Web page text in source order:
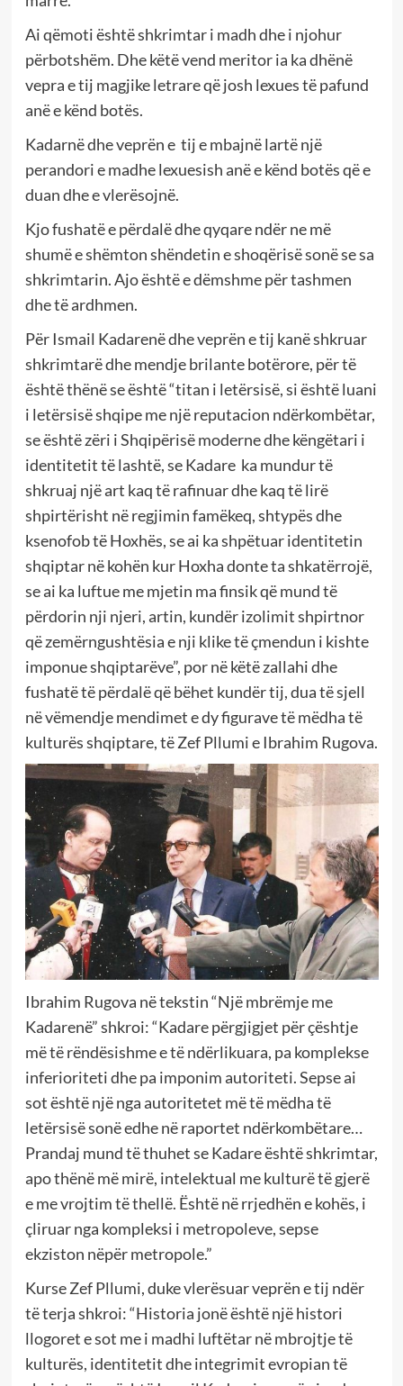
Ai qëmoti është shkrimtar i madh dhe i njohur
përbotshëm. Dhe këtë vend meritor ia ka dhënë
vepra e tij magjike letrare që josh lexues të pafund
anë e kënd botës.
Kadarnë dhe veprën e tij e mbajnë lartë një
perandori e madhe lexuesish anë e kënd botës që e
duan dhe e vlerësojnë.
Kjo fushatë e përdalë dhe qyqare ndër ne më
shumë e shëmton shëndetin e shoqërisë sonë se sa
shkrimtarin. Ajo është e dëmshme për tashmen
dhe të ardhmen.
Për Ismail Kadarenë dhe veprën e tij kanë shkruar
shkrimtarë dhe mendje brilante botërore, për të
është thënë se është “titan i letërsisë, si është luani
i letërsisë shqipe me një reputacion ndërkombëtar,
se është zëri i Shqipërisë moderne dhe këngëtari i
identitetit të lashtë, se Kadare ka mundur të
shkruaj një art kaq të rafinuar dhe kaq të lirë
shpirtërisht në regjimin famëkeq, shtypës dhe
ksenofob të Hoxhës, se ai ka shpëtuar identitetin
shqiptar në kohën kur Hoxha donte ta shkatërrojë,
se ai ka luftue me mjetin ma finsik që mund të
përdorin nji njeri, artin, kundër izolimit shpirtnor
që zemërngushtësia e nji klike të çmendun i kishte
imponue shqiptarëve”, por në këtë zallahi dhe
fushatë të përdalë që bëhet kundër tij, dua të sjell
në vëmendje mendimet e dy figurave të mëdha të
kulturës shqiptare, të Zef Pllumi e Ibrahim Rugova.
Ibrahim Rugova në tekstin “Një mbrëmje me
Kadarenë” shkroi: “Kadare përgjigjet për çështje
më të rëndësishme e të ndërlikuara, pa komplekse
inferioriteti dhe pa imponim autoriteti. Sepse ai
sot është një nga autoritetet më të mëdha të
letërsisë sonë edhe në raportet ndërkombëtare…
Prandaj mund të thuhet se Kadare është shkrimtar,
apo thënë më mirë, intelektual me kulturë të gjerë
e me vrojtim të thellë. Është në rrjedhën e kohës, i
çliruar nga kompleksi i metropoleve, sepse
ekziston nëpër metropole.”
Kurse Zef Pllumi, duke vlerësuar veprën e tij ndër
të terja shkroi: “Historia jonë është një histori
llogoret e sot me i madhi luftëtar në mbrojtje të
kulturës, identitetit dhe integrimit evropian të